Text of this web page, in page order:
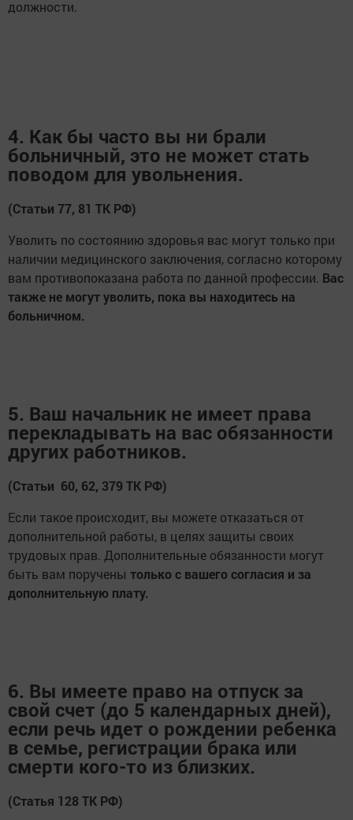
должности.
4. Как бы часто вы ни брали
больничный, это не может стать
поводом для увольнения.
(Статьи 77, 81 ТК РФ)
Уволить по состоянию здоровья вас могут только при
наличии медицинского заключения, согласно которому
вам противопоказана работа по данной профессии. Вас
также не могут уволить, пока вы находитесь на
больничном.
5. Ваш начальник не имеет права
перекладывать на вас обязанности
других работников.
(Статьи 60, 62, 379 ТК РФ)
Если такое происходит, вы можете отказаться от
дополнительной работы, в целях защиты своих
трудовых прав. Дополнительные обязанности могут
быть вам поручены только с вашего согласия и за
дополнительную плату.
6. Вы имеете право на отпуск за
свой счет (до 5 календарных дней),
если речь идет о рождении ребенка
в семье, регистрации брака или
смерти кого-то из близких.
(Статья 128 ТК РФ)